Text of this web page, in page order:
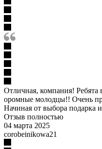
Отличная, компания! Ребята
оромные молодцы!! Очень
Начиная от выбора подарка
Отзыв полностью
04 марта 2025
corobeinikowa21